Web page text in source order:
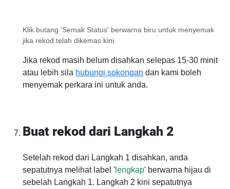
Klik butang 'Semak Status' berwarna biru untuk menyemak
jika rekod telah dikemas kini.
Jika rekod masih belum disahkan selepas 15-30 minit
atau lebih sila hubungi sokongan dan kami boleh
menyemak perkara ini untuk anda.
Buat rekod dari Langkah 2
Setelah rekod dari Langkah 1 disahkan, anda
sepatutnya melihat label ' lengkap' berwarna hijau di
sebelah Langkah 1. Langkah 2 kini sepatutnya